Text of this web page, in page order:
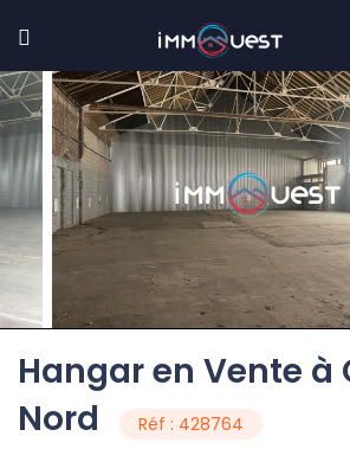
Hangar en Vente à
Nord
Réf : 428764